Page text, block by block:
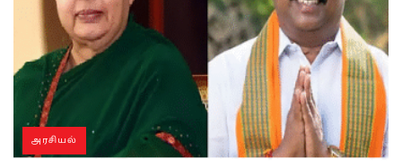
அரசியல்